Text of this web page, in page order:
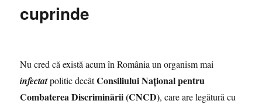
cuprinde
Nu cred că există acum în România un organism mai
infectatpolitic decâtConsiliului Național pentru
Combaterea Discriminării (CNCD), care are legătură cu